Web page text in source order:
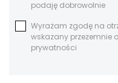
podaję dobrowolnie
Wyrażam zgodę na
wskazany przezemnie
prywatności